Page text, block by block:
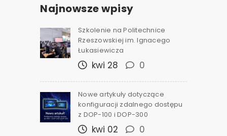
Najnowsze wpisy
Szkolenie na Politechnice
Rzeszowskiej im. Ignacego
Łukasiewicza
kwi 28 0
Nowe artykuły dotyczące
konfiguracji zdalnego dostępu
z DOP-100 i DOP-300
kwi 02 0